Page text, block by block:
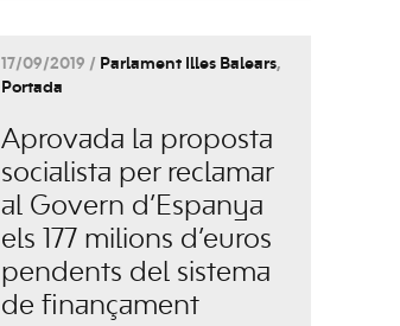
17/09/2019 / Parlament Illes Balears,
Portada
Aprovada la proposta
socialista per reclamar
al Govern d’Espanya
els 177 milions d’euros
pendents del sistema
de finançament